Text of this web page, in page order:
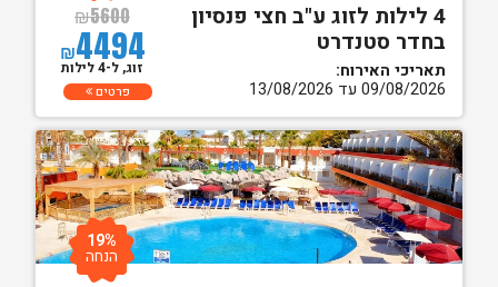
4 לילות לזוג ע"ב חצי פנסיון
בחדר סטנדרט
תאריכי האירוח:
09/08/2026 עד 13/08/2026
₪5600
₪4494
זוג, ל-4 לילות
פרטים
19%
הנחה